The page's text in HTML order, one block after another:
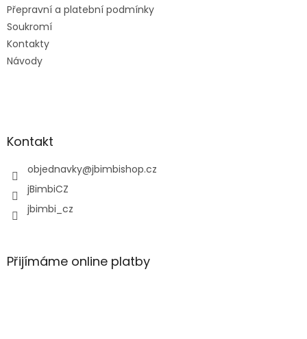
Přepravní a platební podmínky
Soukromí
Kontakty
Návody
Kontakt
objednavky@jbimbishop.cz
jBimbiCZ
jbimbi_cz
Přijímáme online platby